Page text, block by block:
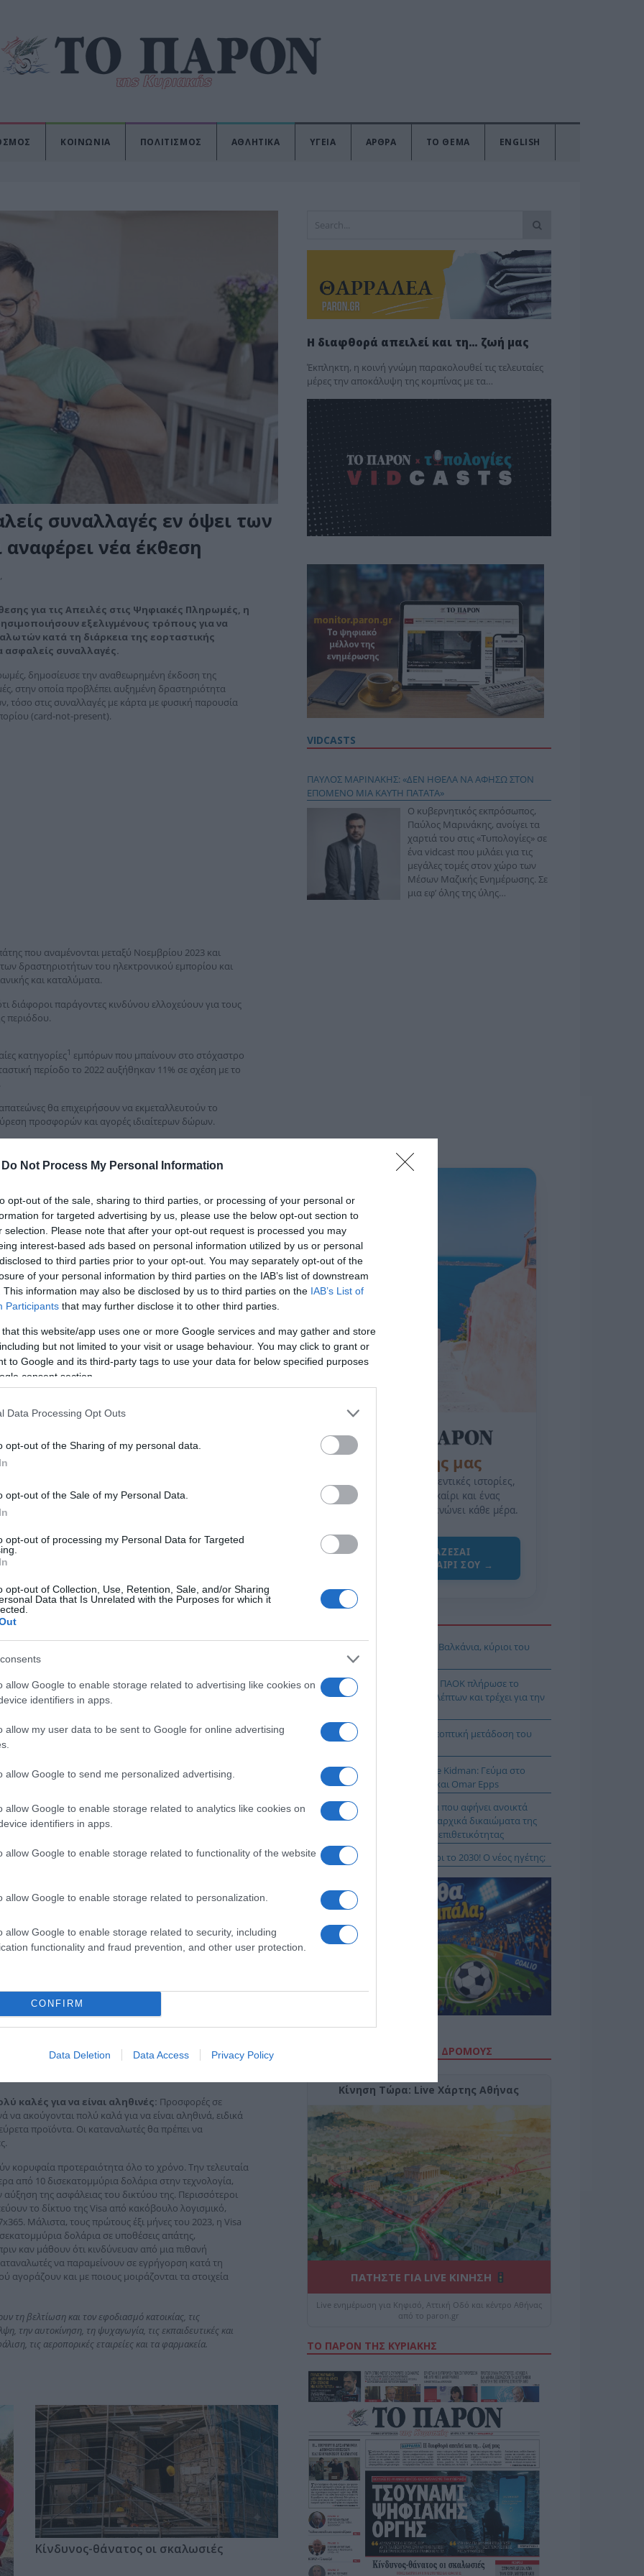
Do Not Process My Personal Information
opt-out of the sale, sharing to third parties, or processing of your personal or
for targeted advertising by us, please use the below opt-out section to
selection. Please note that after your opt-out request is processed you may
interest-based ads based on personal information utilized by us or personal
to third parties prior to your opt-out. You may separately opt-out of the
of your personal information by third parties on the IAB’s list of downstream
This information may also be disclosed by us to third parties on the IAB’s List of
Participants that may further disclose it to other third parties.
that this website/app uses one or more Google services and may gather and store
but not limited to your visit or usage behaviour. You may click to grant or
to Google and its third-party tags to use your data for below specified purposes
consent section.
Data Processing Opt Outs
opt-out of the Sharing of my personal data.
opt-out of the Sale of my Personal Data.
opt-out of processing my Personal Data for Targeted
opt-out of Collection, Use, Retention, Sale, and/or Sharing
Data that Is Unrelated with the Purposes for which it
allow Google to enable storage related to advertising like cookies on
identifiers in apps.
allow my user data to be sent to Google for online advertising
allow Google to send me personalized advertising.
allow Google to enable storage related to analytics like cookies on
identifiers in apps.
allow Google to enable storage related to functionality of the website
allow Google to enable storage related to personalization.
allow Google to enable storage related to security, including
functionality and fraud prevention, and other user protection.
CONFIRM
Data Deletion Data Access Privacy Policy
ΚΟΙΝΩΝΙΑ ΠΟΛΙΤΙΣΜΟΣ ΑΘΛΗΤΙΚΑ ΥΓΕΙΑ ΑΡΘΡΑ ΤΟ ΘΕΜΑ ENGLISH
συναλλαγές εν όψει των
νέα έκθεση
,
για τις Απειλές στις Ψηφιακές Πληρωμές, η
εξελιγμένους τρόπους για να
κατά τη διάρκεια της εορταστικής
ασφαλείς συναλλαγές.
δημοσίευσε την αναθεωρημένη έκδοση της
στην οποία προβλέπει αυξημένη δραστηριότητα
τόσο στις συναλλαγές με κάρτα με φυσική παρουσία
(card-not-present).
που αναμένονται μεταξύ Νοεμβρίου 2023 και
δραστηριοτήτων του ηλεκτρονικού εμπορίου και
και καταλύματα.
διάφοροι παράγοντες κινδύνου ελλοχεύουν για τους
περιόδου.
κατηγορίες1 εμπόρων που μπαίνουν στο στόχαστρο
περίοδο το 2022 αυξήθηκαν 11% σε σχέση με το
θα επιχειρήσουν να εκμεταλλευτούν το
προσφορών και αγορές ιδιαίτερων δώρων.
λογαριασμού από επιχειρήσεις ηλεκτρονικού
της τεχνητής νοημοσύνης (AI) τα τελευταία χρόνια
καμπάνιες/ διαφημίσεις που
δύσκολο για τους καταναλωτές να εντοπίζουν τις
πρόσβαση στους λογαριασμούς των κατόχων
στα θύματα σελίδες για να καταχωρήσουν το OTP
αγορά.
λιανικής, εμπορικά κέντρα ή πάρκινγκ.
εκμεταλλεύονται την αυξημένη
στην αναζήτηση του τέλειου δώρου», δήλωσε
Ελλάδα. «Στη Visa, δεσμευόμαστε για την ασφάλεια
των απειλών 24 ώρες την ημέρα, 7 ημέρες την
κίνηση περίοδο του χρόνου. Οι καταναλωτές
όπως και όλο τον υπόλοιπο χρόνο, η ομάδα ειδικών
τις απάτες».
να αγοράζουν με ασφάλεια
εορταστική περίοδο» μπορούν να βοηθήσουν τους
αγορές κατά τη διάρκεια των εορτών να
της Visa περιλαμβάνονται οι ακόλουθες:
σε αγορά από ένα ηλεκτρονικό κατάστημα που δεν
τη φήμη και την αυθεντικότητά του.
Βεβαιωθείτε ότι η ιστοσελίδα που επισκέπτεστε
στη σελίδα πληρωμής, η διεύθυνση του ιστότοπου
ασφαλής και ότι τα δεδομένα σας
σύνδεσης.
Τα δημόσια δίκτυα Wi-Fi είναι συχνά μη ασφαλή και
σας. Να χρησιμοποιείτε πάντα ένα ασφαλές, ιδιωτικό
καλές για να είναι αληθινές: Προσφορές σε
να ακούγονται πολύ καλά για να είναι αληθινά, ειδικά
προϊόντα. Οι καταναλωτές θα πρέπει να
κορυφαία προτεραιότητα όλο το χρόνο. Την τελευταία
από 10 δισεκατομμύρια δολάρια στην τεχνολογία,
της ασφάλειας του δικτύου της. Περισσότεροι
το δίκτυο της Visa από κακόβουλο λογισμικό,
Μάλιστα, τους πρώτους έξι μήνες του 2023, η Visa
δολάρια σε υποθέσεις απάτης,
καν μάθουν ότι κινδύνευαν από μια πιθανή
να παραμείνουν σε εγρήγορση κατά τη
αγοράζουν και με ποιους μοιράζονται τα στοιχεία
τη βελτίωση και τον εφοδιασμό κατοικίας, τις
την αυτοκίνηση, τη ψυχαγωγία, τις εκπαιδευτικές και
τις αεροπορικές εταιρείες και τα φαρμακεία.
Κίνδυνος-θάνατος οι σκαλωσιές
Η διαφθορά απειλεί και τη… ζωή μας
Έκπληκτη, η κοινή γνώμη παρακολουθεί τις τελευταίες
μέρες την αποκάλυψη της κο­μπίνας με τα…
VIDCASTS
ΠΑΥΛΟΣ ΜΑΡΙΝΑΚΗΣ: «ΔΕΝ ΗΘΕΛΑ ΝΑ ΑΦΗΣΩ ΣΤΟΝ
ΕΠΟΜΕΝΟ ΜΙΑ ΚΑΥΤΗ ΠΑΤΑΤΑ»
Ο κυβερνητικός εκπρόσωπος,
Παύλος Μαρινάκης, ανοίγει τα
χαρτιά του στις «Τυπολογίες» σε
ένα vidcast που μιλάει για τις
μεγάλες τομές στον χώρο των
Μέσων Μαζικής Ενημέρωσης. Σε
μια εφ’ όλης της ύλης
της Ζωής μας
Οι άνθρωποι, οι αυθεντικές ιστορίες,
το ελληνικό καλοκαίρι και ένας
πολιτισμός που μας ενώνει κάθε μέρα.
ΌΣΑ ΧΡΕΙΆΖΕΣΑΙ
ΓΙΑ ΤΟ ΚΑΛΟΚΑΊΡΙ ΣΟΥ →
Ορθόδοξοι υπάρχουν και στα Βαλκάνια, κύριοι του
Ψυχρολουσία στην Τούμπα: Ο ΠΑΟΚ πλήρωσε το
«μπλακ άουτ» των 17 δευτερολέπτων και τρέχει για την
ΠΑΟΚ – Άντερλεχτ LIVE: Η τηλεοπτική μετάδοση του
Στη Μύκονο βρίσκεται η Nicole Kidman: Γεύμα στο
Nammos μαζί με Zoe Saldaña και Omar Epps
Ρένα Δούρου: Θολή συμφωνία που αφήνει ανοικτά
ερωτήματα σχετικά με τα κυριαρχικά δικαιώματα της
Ελλάδας έναντι της τουρκικής επιθετικότητας
Ο Μιλάν Βιτάλις στην ΑΕΚ μέχρι το 2030! Ο νέος ηγέτης;
ΔΕΙΤΕ ΤΗΝ ΚΙΝΗΣΗ ΣΤΟΥΣ ΔΡΌΜΟΥΣ
Κίνηση Τώρα: Live Χάρτης Αθήνας
ΠΑΤΗΣΤΕ ΓΙΑ LIVE ΚΙΝΗΣΗ
Live ενημέρωση για Κηφισό, Αττική Οδό και κέντρο Αθήνας
από το paron.gr
ΤΟ ΠΑΡΟΝ ΤΗΣ ΚΥΡΙΑΚΗΣ